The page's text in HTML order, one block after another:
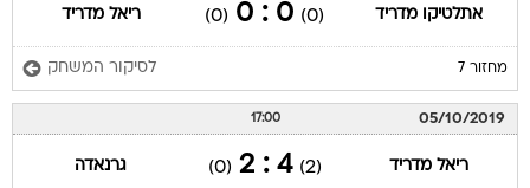
אתלטיקו מדריד (0)
0 : 0
(0) ריאל מדריד
מחזור 7 לסיקור המשחק
05/10/2019
17:00
ריאל מדריד (2)
4 : 2
(0) גרנאדה